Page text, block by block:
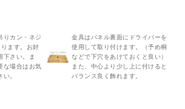
りカン・ネジ
ます。お好
下さい。ま
な場合はお気
。
金具はパネル裏面にドライバーを
使用して取り付けます。（予め桐
などで下穴をあけておくと良い）
また、中心より少し上に付けると
バランス良く飾れます。